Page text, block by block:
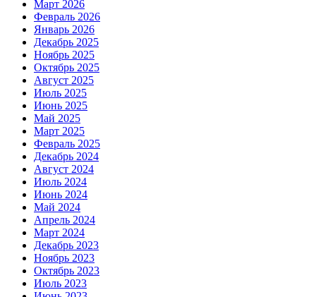
Март 2026
Февраль 2026
Январь 2026
Декабрь 2025
Ноябрь 2025
Октябрь 2025
Август 2025
Июль 2025
Июнь 2025
Май 2025
Март 2025
Февраль 2025
Декабрь 2024
Август 2024
Июль 2024
Июнь 2024
Май 2024
Апрель 2024
Март 2024
Декабрь 2023
Ноябрь 2023
Октябрь 2023
Июль 2023